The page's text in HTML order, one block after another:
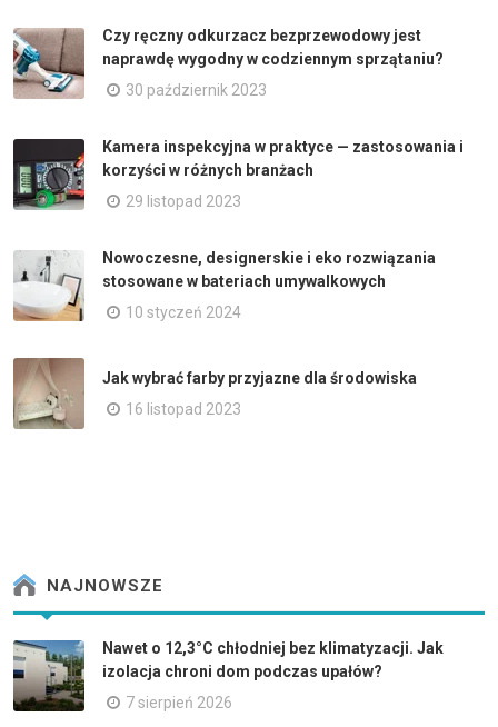
Czy ręczny odkurzacz bezprzewodowy jest
naprawdę wygodny w codziennym sprzątaniu?
30 październik 2023
Kamera inspekcyjna w praktyce — zastosowania i
korzyści w różnych branżach
29 listopad 2023
Nowoczesne, designerskie i eko rozwiązania
stosowane w bateriach umywalkowych
10 styczeń 2024
Jak wybrać farby przyjazne dla środowiska
16 listopad 2023
NAJNOWSZE
Nawet o 12,3°C chłodniej bez klimatyzacji. Jak
izolacja chroni dom podczas upałów?
7 sierpień 2026